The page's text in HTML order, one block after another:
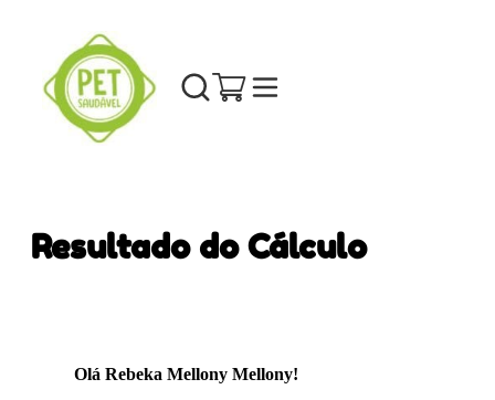
Resultado do Cálculo
Olá Rebeka Mellony Mellony!